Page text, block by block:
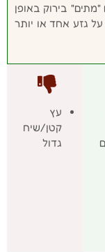
בירוק באופן
על גזע אחד או יותר
עץ
קטן/שיח
גדול